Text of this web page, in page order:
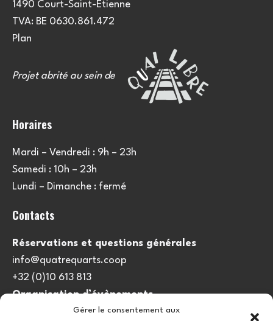
Gérer le consentement aux
1490 Court-Saint-Etienne
TVA: BE 0630.861.472
Plan
Projet abrité au sein de
Horaires
Mardi – Vendredi : 9h – 23h
Samedi : 10h – 23h
Lundi – Dimanche : fermé
Contacts
Réservations et questions générales
info@quatrequarts.coop
+32 (0)10 613 813
Organisation d’évènements
viedulieu@quatrequarts.coop